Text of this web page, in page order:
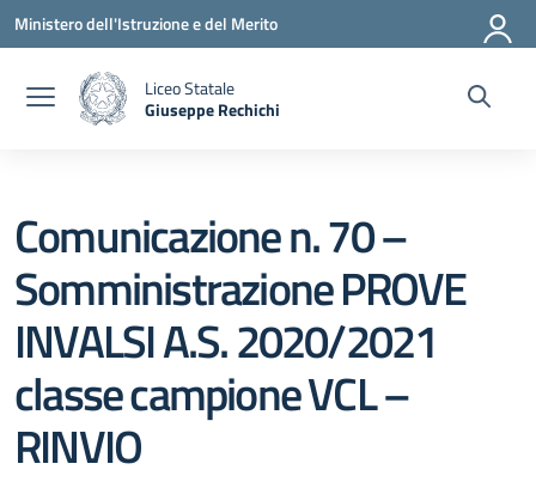
Vai ai contenuti
Vai al menu di navigazione
Vai al footer
Ministero dell'Istruzione e del Merito
Liceo Statale
Giuseppe Rechichi
Comunicazione n. 70 –
Somministrazione PROVE
INVALSI A.S. 2020/2021
classe campione VCL –
RINVIO